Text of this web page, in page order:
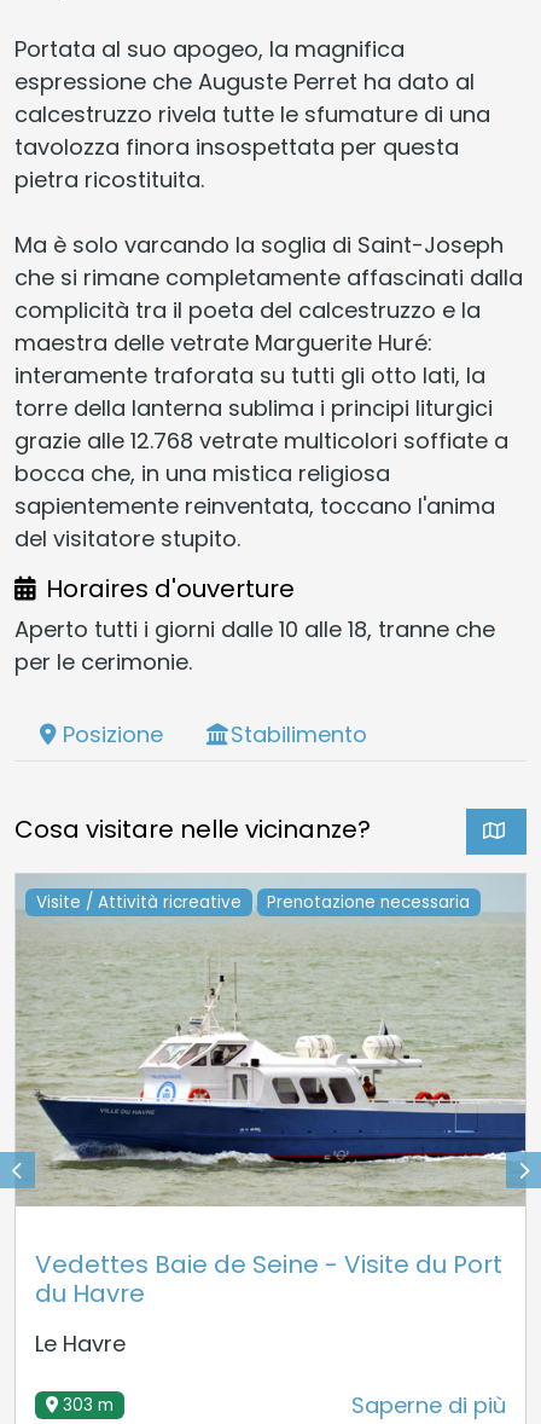
Portata al suo apogeo, la magnifica
espressione che Auguste Perret ha dato al
calcestruzzo rivela tutte le sfumature di una
tavolozza finora insospettata per questa
pietra ricostituita.
Ma è solo varcando la soglia di Saint-Joseph
che si rimane completamente affascinati dalla
complicità tra il poeta del calcestruzzo e la
maestra delle vetrate Marguerite Huré:
interamente traforata su tutti gli otto lati, la
torre della lanterna sublima i principi liturgici
grazie alle 12.768 vetrate multicolori soffiate a
bocca che, in una mistica religiosa
sapientemente reinventata, toccano l'anima
del visitatore stupito.
Horaires d'ouverture
Aperto tutti i giorni dalle 10 alle 18, tranne che
per le cerimonie.
Posizione Stabilimento
Cosa visitare nelle vicinanze?
Visite / Attività ricreative Prenotazione necessaria
Vedettes Baie de Seine - Visite du Port
du Havre
Le Havre
303 m Saperne di più